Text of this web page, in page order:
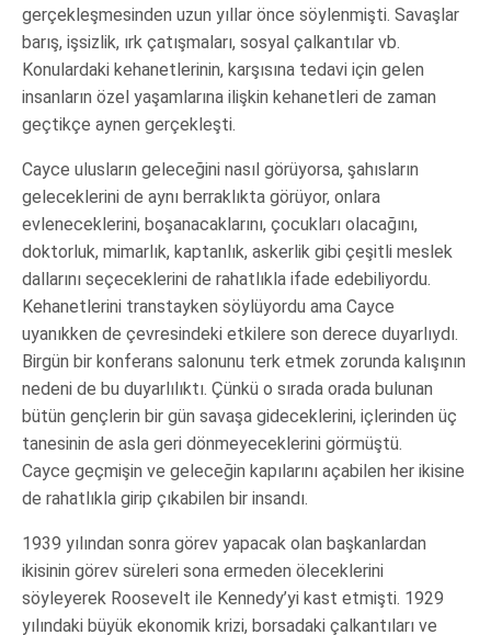
gerçekleşmesinden uzun yıllar önce söylenmişti. Savaşlar
barış, işsizlik, ırk çatışmaları, sosyal çalkantılar vb.
Konulardaki kehanetlerinin, karşısına tedavi için gelen
insanların özel yaşamlarına ilişkin kehanetleri de zaman
geçtikçe aynen gerçekleşti.
Cayce ulusların geleceğini nasıl görüyorsa, şahısların
geleceklerini de aynı berraklıkta görüyor, onlara
evleneceklerini, boşanacaklarını, çocukları olacağını,
doktorluk, mimarlık, kaptanlık, askerlik gibi çeşitli meslek
dallarını seçeceklerini de rahatlıkla ifade edebiliyordu.
Kehanetlerini transtayken söylüyordu ama Cayce
uyanıkken de çevresindeki etkilere son derece duyarlıydı.
Birgün bir konferans salonunu terk etmek zorunda kalışının
nedeni de bu duyarlılıktı. Çünkü o sırada orada bulunan
bütün gençlerin bir gün savaşa gideceklerini, içlerinden üç
tanesinin de asla geri dönmeyeceklerini görmüştü.
Cayce geçmişin ve geleceğin kapılarını açabilen her ikisine
de rahatlıkla girip çıkabilen bir insandı.
1939 yılından sonra görev yapacak olan başkanlardan
ikisinin görev süreleri sona ermeden öleceklerini
söyleyerek Roosevelt ile Kennedy’yi kast etmişti. 1929
yılındaki büyük ekonomik krizi, borsadaki çalkantıları ve